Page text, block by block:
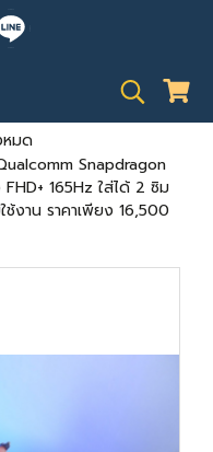
หมด
Snapdragon
165Hz ใส่ได้ 2 ซิม
งาน ราคาเพียง 16,500